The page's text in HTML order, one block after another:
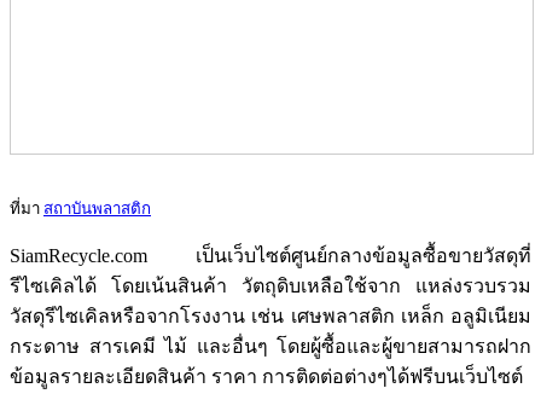
ที่มา สถาบันพลาสติก
SiamRecycle.com เป็นเว็บไซต์ศูนย์กลางข้อมูลซื้อขายวัสดุที่
รีไซเคิลได้ โดยเน้นสินค้า วัตถุดิบเหลือใช้จาก แหล่งรวบรวม
วัสดุรีไซเคิลหรือจากโรงงาน เช่น เศษพลาสติก เหล็ก อลูมิเนียม
กระดาษ สารเคมี ไม้ และอื่นๆ โดยผู้ซื้อและผู้ขายสามารถฝาก
ข้อมูลรายละเอียดสินค้า ราคา การติดต่อต่างๆได้ฟรีบนเว็บไซต์